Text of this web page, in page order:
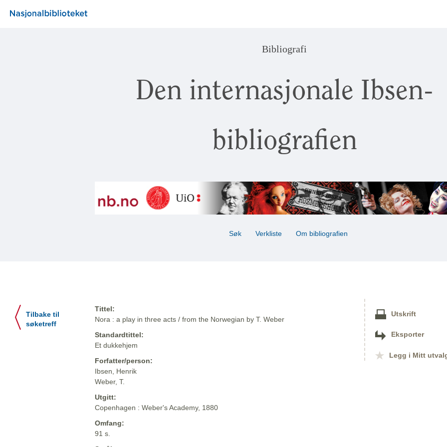
Bibliografi
Den internasjonale Ibsen-
bibliografien
Søk Verkliste Om bibliografien
Tilbake til
søketreff
Tittel:
Nora : a play in three acts / from the Norwegian by T. Weber
Standardtittel:
Et dukkehjem
Forfatter/person:
Ibsen, Henrik
Weber, T.
Utgitt:
Copenhagen : Weber's Academy, 1880
Omfang:
91 s.
Utskrift
Eksporter
Legg i Mitt